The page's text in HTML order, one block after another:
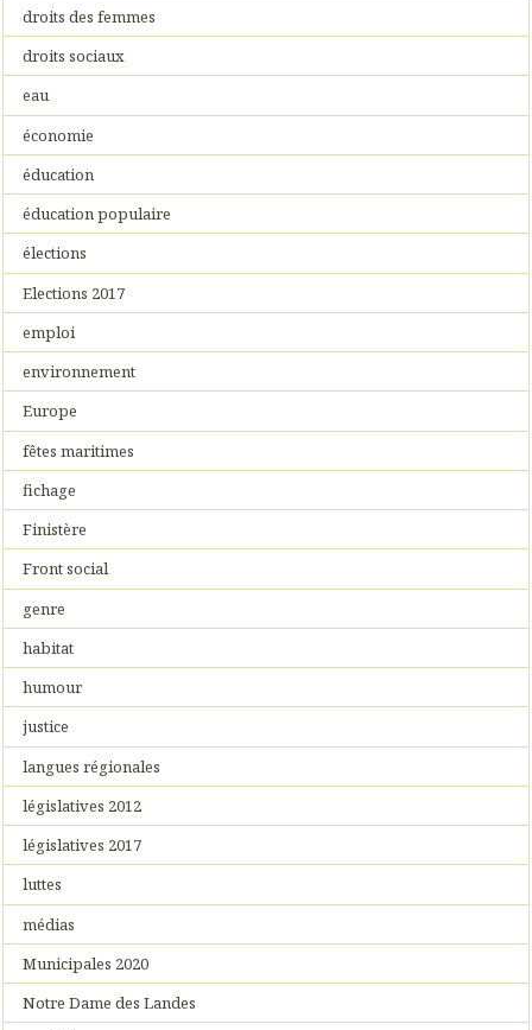
droits des femmes
droits sociaux
eau
économie
éducation
éducation populaire
élections
Elections 2017
emploi
environnement
Europe
fêtes maritimes
fichage
Finistère
Front social
genre
habitat
humour
justice
langues régionales
législatives 2012
législatives 2017
luttes
médias
Municipales 2020
Notre Dame des Landes